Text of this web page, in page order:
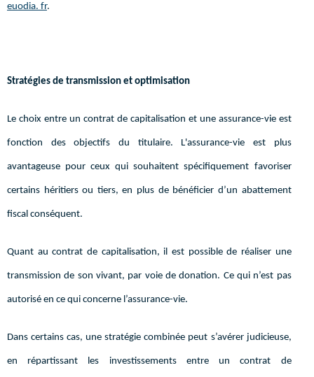
euodia. fr.
Stratégies de transmission et optimisation
Le choix entre un contrat de capitalisation et une assurance-vie est
fonction des objectifs du titulaire. L'assurance-vie est plus
avantageuse pour ceux qui souhaitent spécifiquement favoriser
certains héritiers ou tiers, en plus de bénéficier d’un abattement
fiscal conséquent.
Quant au contrat de capitalisation, il est possible de réaliser une
transmission de son vivant, par voie de donation. Ce qui n’est pas
autorisé en ce qui concerne l’assurance-vie.
Dans certains cas, une stratégie combinée peut s’avérer judicieuse,
en répartissant les investissements entre un contrat de